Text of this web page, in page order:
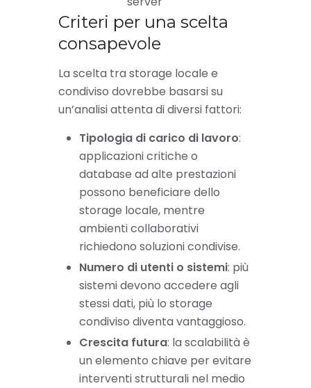
Criteri per una scelta
consapevole
La scelta tra storage locale e
condiviso dovrebbe basarsi su
un’analisi attenta di diversi fattori:
Tipologia di carico di lavoro:
applicazioni critiche o
database ad alte prestazioni
possono beneficiare dello
storage locale, mentre
ambienti collaborativi
richiedono soluzioni condivise.
Numero di utenti o sistemi: più
sistemi devono accedere agli
stessi dati, più lo storage
condiviso diventa vantaggioso.
Crescita futura: la scalabilità è
un elemento chiave per evitare
interventi strutturali nel medio